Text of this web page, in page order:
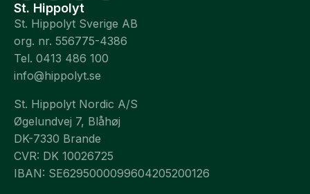
St. Hippolyt
St. Hippolyt Sverige AB
org. nr. 556775-4386
Tel. 0413 486 100
info@hippolyt.se
St. Hippolyt Nordic A/S
Øgelundvej 7, Blåhøj
DK-7330 Brande
CVR: DK 10026725
IBAN: SE6295000099604205200126